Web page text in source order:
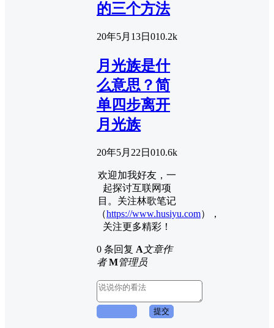
的三个方法
20年5月13日 010.2k
月光族是什
么意思？简
单四步离开
月光族
20年5月22日 010.6k
欢迎加我好友，一
起探讨互联网项
目。关注林歌笔记
（https://www.husiyu.com），
关注更多精彩！
0 条回复 A文章作
者 M管理员
提交